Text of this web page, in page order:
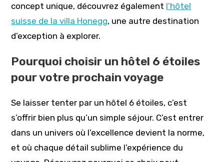
concept unique, découvrez également l’hôtel
suisse de la villa Honegg, une autre destination
d’exception à explorer.
Pourquoi choisir un hôtel 6 étoiles
pour votre prochain voyage
Se laisser tenter par un hôtel 6 étoiles, c’est
s’offrir bien plus qu’un simple séjour. C’est entrer
dans un univers où l’excellence devient la norme,
et où chaque détail sublime l’expérience du